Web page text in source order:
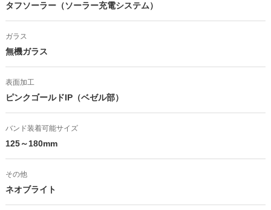
タフソーラー（ソーラー充電システム）
ガラス
無機ガラス
表面加工
ピンクゴールドIP（ベゼル部）
バンド装着可能サイズ
125～180mm
その他
ネオブライト